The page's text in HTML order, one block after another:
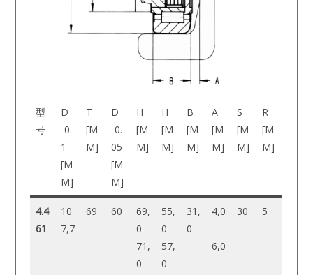
型
号
D
-0.
1
[M
M]
T
[M
M]
D
-0.
05
[M
M]
H
[M
M]
H
[M
M]
B
[M
M]
A
[M
M]
S
[M
M]
R
[M
M]
4.4
61
10
7,7
69 60
69,
0 –
71,
0
55,
0 –
57,
0
31,
0
4,0
–
6,0
30 5